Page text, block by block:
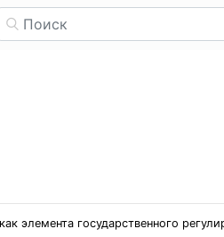
элемента государственного